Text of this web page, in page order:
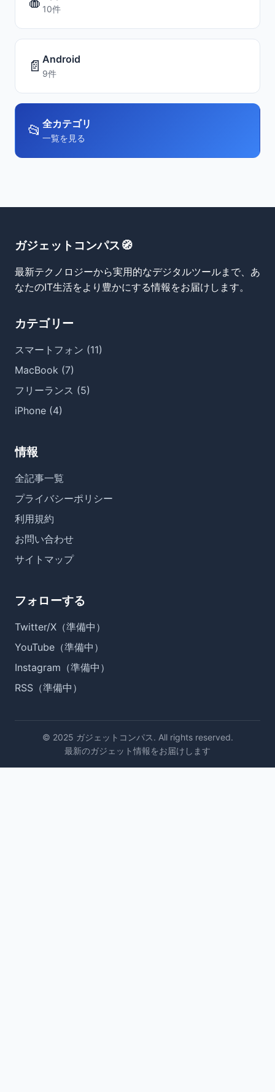
10件
📄 Android
9件
📂 全カテゴリ
一覧を見る
ガジェットコンパス🧭
最新テクノロジーから実用的なデジタルツールまで、あ
なたのIT生活をより豊かにする情報をお届けします。
カテゴリー
スマートフォン (11)
MacBook (7)
フリーランス (5)
iPhone (4)
情報
全記事一覧
プライバシーポリシー
利用規約
お問い合わせ
サイトマップ
フォローする
Twitter/X（準備中）
YouTube（準備中）
Instagram（準備中）
RSS（準備中）
© 2025 ガジェットコンパス. All rights reserved.
最新のガジェット情報をお届けします